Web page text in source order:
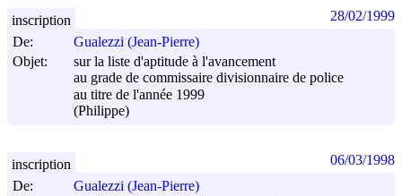
De:
Gualezzi (Jean-Pierre)
Objet:
sur la liste d'aptitude à l'avancement
au grade de commissaire divisionnaire de police
au titre de l'année 1999
(Philippe)
inscription 28/02/1999
De:
Gualezzi (Jean-Pierre)
inscription 06/03/1998